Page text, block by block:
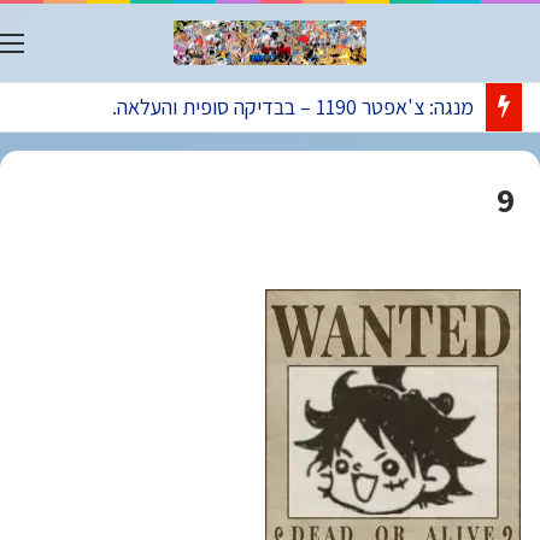
מנגה: צ'אפטר 1190 – בבדיקה סופית והעלאה.
9